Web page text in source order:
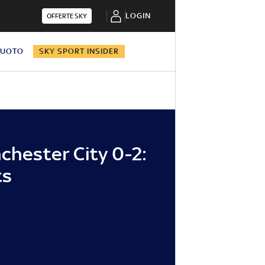
OFFERTE SKY LOGIN
SKY SPORT INSIDER
City 0-2: